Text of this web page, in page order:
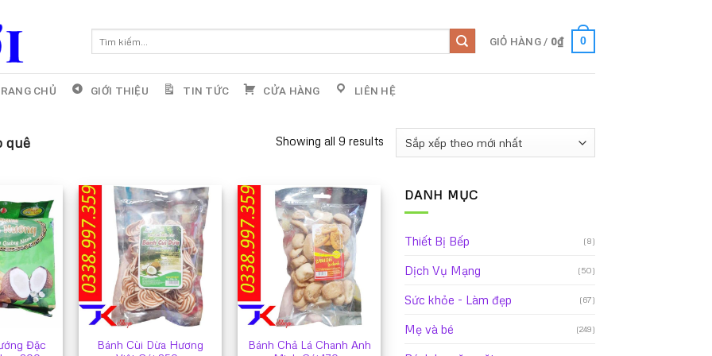
kiếm:
GIỎ HÀNG / 0₫ 0
CHỦ GIỚI THIỆU TIN TỨC CỬA HÀNG LIÊN HỆ
quê Showing all 9 results
Đặc
Bánh Cùi Dừa Hương
Bánh Chả Lá Chanh Anh
DANH MỤC
Thiết Bị Bếp (8)
Dịch Vụ Mạng (50)
Sức khỏe - Làm đẹp (67)
Mẹ và bé (249)